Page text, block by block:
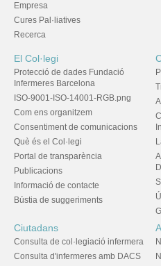
Empresa
Cures Pal·liatives
Recerca
El Col·legi
Protecció de dades Fundació
Infermeres Barcelona
ISO-9001-ISO-14001-RGB.png
Com ens organitzem
Consentiment de comunicacions
Què és el Col·legi
Portal de transparència
Publicacions
Informació de contacte
Bústia de suggeriments
Ciutadans
Consulta de col·legiació infermera
Consulta d'infermeres amb DACS